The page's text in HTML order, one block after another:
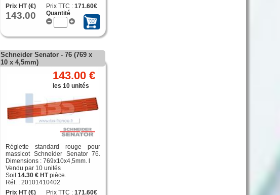
Prix HT (€)
143.00
Prix TTC :171.60€
Quantité
Schneider Senator - 76 (769 x
10 x 4,5mm)
Réglette standard rouge pour
massicot Schneider Senator 76.
Dimensions : 769x10x4,5mm. l
Vendu par 10 unités
Soit14.30 € HTpièce.
Réf. : 20101410402
Prix HT (€)
Prix TTC :171.60€
143.00 €
les 10 unités